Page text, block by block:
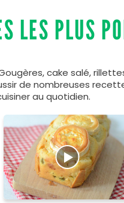
LES PLUS
cake salé,
de nombreuses
au quotidien.